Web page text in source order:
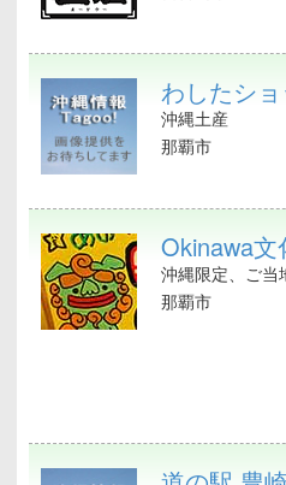
わしたシ
沖縄土産
那覇市
Okinawa
沖縄限定、ご当
那覇市